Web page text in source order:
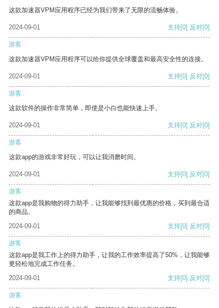
这款加速器VPM应用程序已经为我们带来了无限的流畅体验。
2024-09-01 支持[0] 反对[0]
游客
这款加速器VPM应用程序可以给你提供全球覆盖和最高安全性的连接。
2024-09-01 支持[0] 反对[0]
游客
这款软件的操作非常简单，即使是小白也能快速上手。
2024-09-01 支持[0] 反对[0]
游客
这款app的游戏非常好玩，可以让我消磨时间。
2024-09-01 支持[0] 反对[0]
游客
这款app是我购物的得力助手，让我能够找到最优惠的价格，买到最合适
的商品。
2024-09-01
支持[0] 反对[0]
游客
这款app是我工作上的得力助手，让我的工作效率提高了50%，让我能够
更轻松地完成工作任务。
2024-09-01
支持[0] 反对[0]
游客